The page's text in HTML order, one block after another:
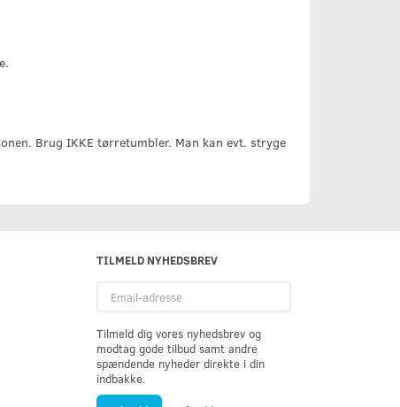
Brug IKKE tørretumbler. Man kan evt. stryge
TILMELD NYHEDSBREV
adresse
Tilmeld dig vores nyhedsbrev og
modtag gode tilbud samt andre
spændende nyheder direkte i din
indbakke.